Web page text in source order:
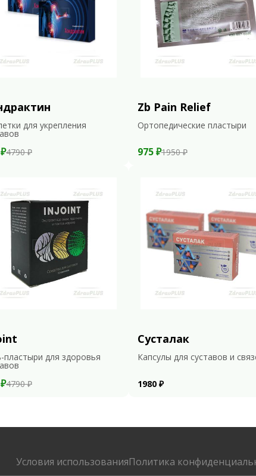
для укрепления
4790 ₽
Zb Pain Relief
Ортопедические пластыри
975 ₽1950 ₽
пластыри для здоровья
4790 ₽
Сусталак
Капсулы для суставов и
1980 ₽
Условия использованияПолитика